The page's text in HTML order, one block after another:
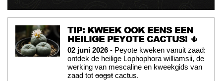
TIP: KWEEK OOK EENS EEN
HEILIGE PEYOTE CACTUS! 🌵
02 juni 2026 - Peyote kweken vanuit zaad:
ontdek de heilige Lophophora williamsii, de
werking van mescaline en kweekgids van
zaad tot oogst cactus.